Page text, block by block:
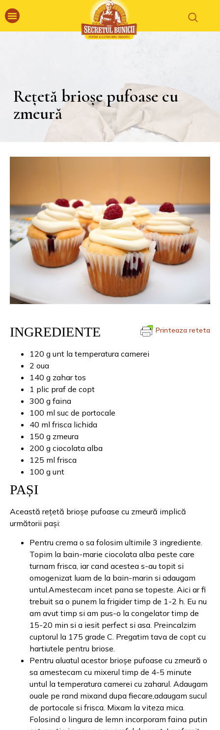
Rețetă brioșe pufoase cu
zmeură
Printeaza reteta
INGREDIENTE
120 g unt la temperatura camerei
2 oua
140 g zahar tos
1 plic praf de copt
300 g faina
100 ml suc de portocale
40 ml frisca lichida
150 g zmeura
200 g ciocolata alba
125 ml frisca
100 g unt
PAȘI
Această rețetă brioșe pufoase cu zmeură implică
următorii pași:
Pentru crema o sa folosim ultimile 3 ingrediente.
Topim la bain-marie ciocolata alba peste care
turnam frisca, iar cand acestea s-au topit si
omogenizat luam de la bain-marin si adaugam
untul.Amestecam incet pana se topeste. Aici ar fi
trebuit sa o punem la frigider timp de 1-2 h. Eu nu
am avut timp si am pus-o la congelator timp de
15-20 min si a iesit perfect si asa. Preincalzim
cuptorul la 175 grade C. Pregatim tava de copt cu
hartiutele pentru briose.
Pentru aluatul acestor brioșe pufoase cu zmeură o
sa amestecam cu mixerul timp de 4-5 minute
untul la temperatura camerei cu zaharul. Adaugam
ouale pe rand mixand dupa fiecare,adaugam sucul
de portocale si frisca. Mixam la viteza mica.
Folosind o lingura de lemn incorporam faina putin